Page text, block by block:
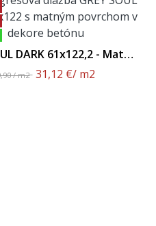
DARK 61x122,2 - Matný
Povrch
/ m2 31,12 €/ m2